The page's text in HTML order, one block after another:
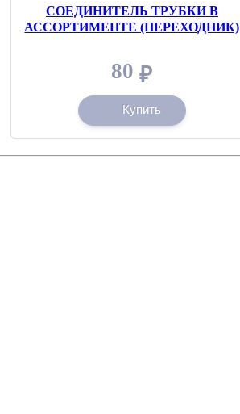
СОЕДИНИТЕЛЬ ТРУБКИ В
АССОРТИМЕНТЕ (ПЕРЕХОДНИК)
80 ₽
Купить